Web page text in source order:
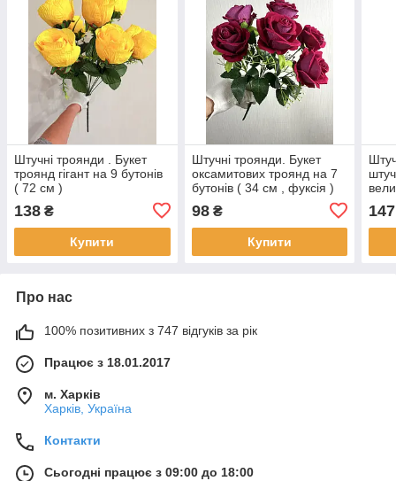
Штучні троянди . Букет
троянд гігант на 9 бутонів
( 72 см )
138 ₴
Купити
Штучні троянди. Букет
оксамитових троянд на 7
бутонів ( 34 см , фуксія )
98₴
Купити
147
Про нас
100% позитивних з 747 відгуків за рік
Працює з 18.01.2017
м. Харків
Харків, Україна
Контакти
Сьогодні працює з 09:00 до 18:00